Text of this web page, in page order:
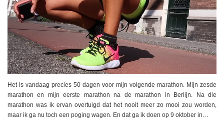
Het is vandaag precies 50 dagen voor mijn volgende marathon. Mijn zesde
marathon en mijn eerste marathon na de marathon in Berlijn. Na die
marathon was ik ervan overtuigd dat het nooit meer zo mooi zou worden,
maar ik ga nu toch een poging wagen. En dat ga ik doen op 9 oktober in…